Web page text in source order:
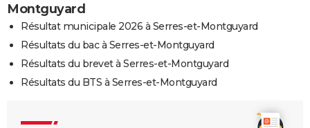
Montguyard
Résultat municipale 2026 à Serres-et-Montguyard
Résultats du bac à Serres-et-Montguyard
Résultats du brevet à Serres-et-Montguyard
Résultats du BTS à Serres-et-Montguyard